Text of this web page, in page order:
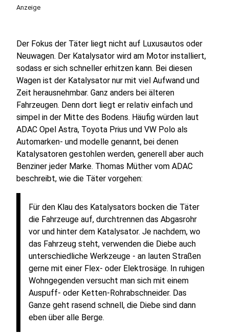
Anzeige
Der Fokus der Täter liegt nicht auf Luxusautos oder
Neuwagen. Der Katalysator wird am Motor installiert,
sodass er sich schneller erhitzen kann. Bei diesen
Wagen ist der Katalysator nur mit viel Aufwand und
Zeit herausnehmbar. Ganz anders bei älteren
Fahrzeugen. Denn dort liegt er relativ einfach und
simpel in der Mitte des Bodens. Häufig würden laut
ADAC Opel Astra, Toyota Prius und VW Polo als
Automarken- und modelle genannt, bei denen
Katalysatoren gestohlen werden, generell aber auch
Benziner jeder Marke. Thomas Müther vom ADAC
beschreibt, wie die Täter vorgehen:
Für den Klau des Katalysators bocken die Täter
die Fahrzeuge auf, durchtrennen das Abgasrohr
vor und hinter dem Katalysator. Je nachdem, wo
das Fahrzeug steht, verwenden die Diebe auch
unterschiedliche Werkzeuge - an lauten Straßen
gerne mit einer Flex- oder Elektrosäge. In ruhigen
Wohngegenden versucht man sich mit einem
Auspuff- oder Ketten-Rohrabschneider. Das
Ganze geht rasend schnell, die Diebe sind dann
eben über alle Berge.